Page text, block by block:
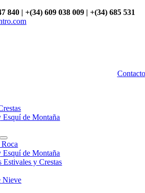
840 | +(34) 609 038 009 | +(34) 685 531
Contacto
de Montaña
de Montaña
Estivales y Crestas
Nieve